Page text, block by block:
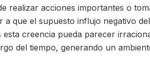
realizar acciones importantes o
a que el supuesto influjo negativo del
creencia pueda parecer
del tiempo, generando un